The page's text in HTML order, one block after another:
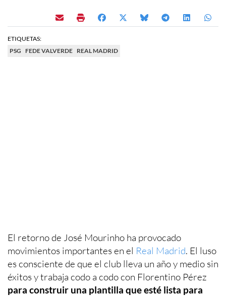
ETIQUETAS:
PSG
FEDE VALVERDE REAL MADRID
El retorno de José Mourinho ha provocado
movimientos importantes en el Real Madrid. El luso
es consciente de que el club lleva un año y medio sin
éxitos y trabaja codo a codo con Florentino Pérez
para construir una plantilla que esté lista para